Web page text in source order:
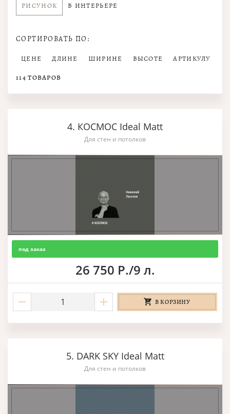
РИСУНОК В ИНТЕРЬЕРЕ
СОРТИРОВАТЬ ПО:
ЦЕНЕ ДЛИНЕ ШИРИНЕ ВЫСОТЕ АРТИКУЛУ
114 ТОВАРОВ
4. КОСМОС Ideal Matt
Для стен и потолков
под заказ
26 750 Р./9 л.
В КОРЗИНУ
5. DARK SKY Ideal Matt
Для стен и потолков